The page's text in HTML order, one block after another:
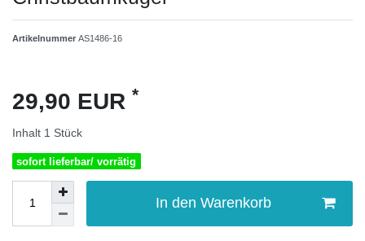
Artikelnummer AS1486-16
29,90 EUR *
Inhalt 1 Stück
sofort lieferbar/ vorrätig
In den Warenkorb